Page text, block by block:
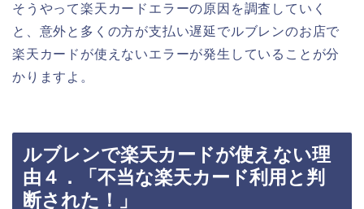
そうやって楽天カードエラーの原因を調査していく
と、意外と多くの方が支払い遅延でルブレンのお店で
楽天カードが使えないエラーが発生していることが分
かりますよ。
ルブレンで楽天カードが使えない理
由４．「不当な楽天カード利用と判
断された！」